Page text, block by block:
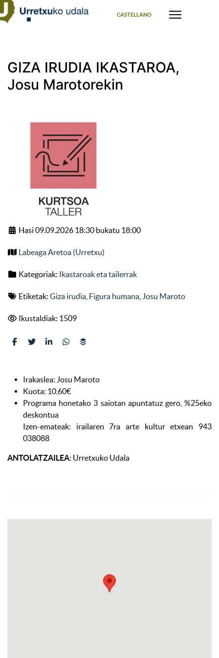
CASTELLANO
GIZA IRUDIA IKASTAROA,
Josu Marotorekin
Hasi 09.09.2026 18:30 bukatu 18:00
Labeaga Aretoa (Urretxu)
Kategoriak: Ikastaroak eta tailerrak
Etiketak: Giza irudia Figura humana Josu Maroto
Ikustaldiak: 1509
Irakaslea: Josu Maroto
Kuota: 10,60€
Programa honetako 3 saiotan apuntatuz gero, %25eko
deskontua
Izen-emateak: irailaren 7ra arte kultur etxean 943
038088
ANTOLATZAILEA: Urretxuko Udala